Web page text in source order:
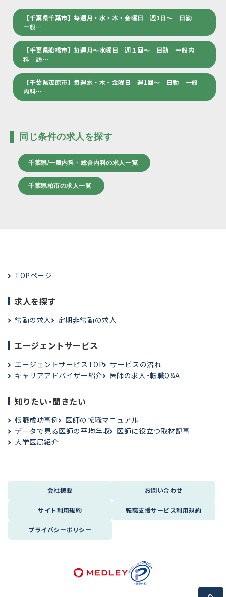
【千葉県千葉市】毎週月・水・木・金曜日 週1日～ 日勤
一般…
【千葉県船橋市】毎週月～水曜日 週１回～ 日勤 一般内
科 訪…
【千葉県茂原市】毎週水・木・金曜日 週1回～ 日勤 一般
内科…
同じ条件の求人を探す
千葉県/一般内科・総合内科の求人一覧
千葉県柏市の求人一覧
TOPページ
求人を探す
常勤の求人 定期非常勤の求人
エージェントサービス
エージェントサービスTOP
サービスの流れ
キャリアアドバイザー紹介
医師の求人・転職Q&A
知りたい・聞きたい
転職成功事例
医師の転職マニュアル
データで見る医師の平均年収
医師に役立つ取材記事
大学医局紹介
会社概要 お問い合わせ
サイト利用規約 転職支援サービス利用規約
プライバシーポリシー